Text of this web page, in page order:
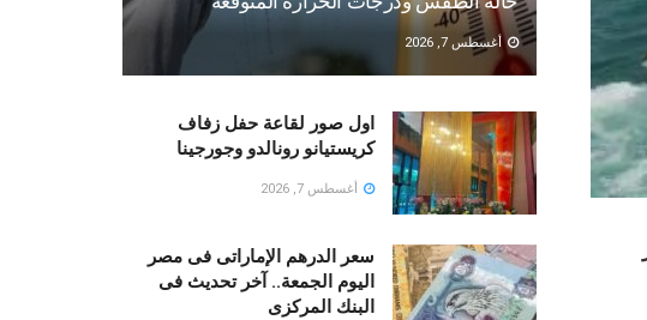
أغسطس 7, 2026
اول صور لقاعة حفل زفاف
كريستيانو رونالدو وجورجينا
أغسطس 7, 2026
سعر الدرهم الإماراتى فى مصر
اليوم الجمعة.. آخر تحديث فى
البنك المركزى